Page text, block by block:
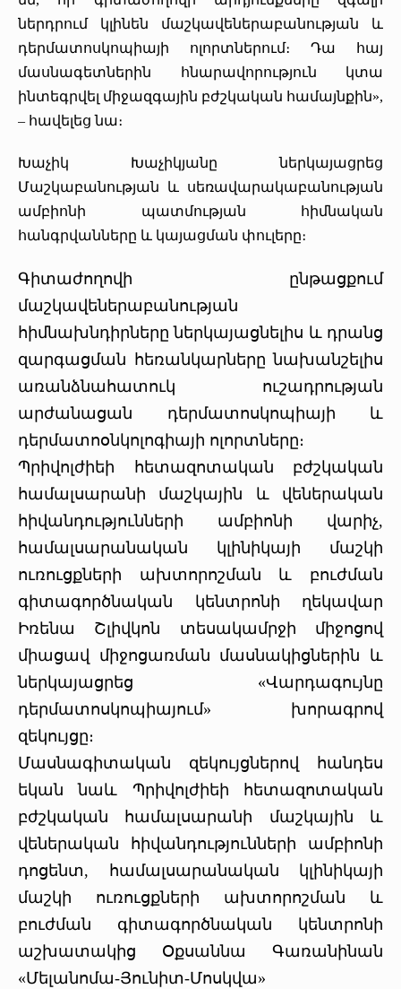
ներդրում կլինեն մաշկավեներաբանության և
դերմատոսկոպիայի ոլորտներում։ Դա հայ
մասնագետներին հնարավորություն կտա
ինտեգրվել միջազգային բժշկական համայնքին»,
– հավելեց նա։
Խաչիկ Խաչիկյանը ներկայացրեց
Մաշկաբանության և սեռավարակաբանության
ամբիոնի պատմության հիմնական
հանգրվանները և կայացման փուլերը։
Գիտաժողովի ընթացքում
մաշկավեներաբանության
հիմնախնդիրները ներկայացնելիս և դրանց
զարգացման հեռանկարները նախանշելիս
առանձնահատուկ ուշադրության
արժանացան դերմատոսկոպիայի և
դերմատոօնկոլոգիայի ոլորտները։
Պրիվոլժիեի հետազոտական բժշկական
համալսարանի մաշկային և վեներական
հիվանդությունների ամբիոնի վարիչ,
համալսարանական կլինիկայի մաշկի
ուռուցքների ախտորոշման և բուժման
գիտագործնական կենտրոնի ղեկավար
Իռենա Շլիվկոն տեսակամրջի միջոցով
միացավ միջոցառման մասնակիցներին և
ներկայացրեց «Վարդագույնը
դերմատոսկոպիայում» խորագրով
զեկույցը։
Մասնագիտական զեկույցներով հանդես
եկան նաև Պրիվոլժիեի հետազոտական
բժշկական համալսարանի մաշկային և
վեներական հիվանդությունների ամբիոնի
դոցենտ, համալսարանական կլինիկայի
մաշկի ուռուցքների ախտորոշման և
բուժման գիտագործնական կենտրոնի
աշխատակից Օքսաննա Գառանինան
«Մելանոմա-Յունիտ-Մոսկվա»